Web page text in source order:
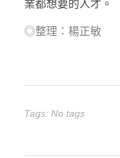
業都想要的人才。
◎整理：楊正敏
Tags: No tags